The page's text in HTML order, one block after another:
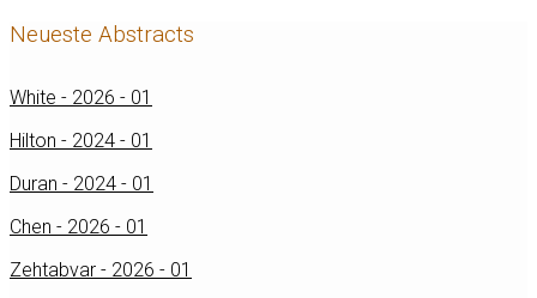
Neueste Abstracts
White - 2026 - 01
Hilton - 2024 - 01
Duran - 2024 - 01
Chen - 2026 - 01
Zehtabvar - 2026 - 01